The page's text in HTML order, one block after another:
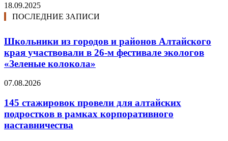
18.09.2025
ПОСЛЕДНИЕ ЗАПИСИ
Школьники из городов и районов Алтайского
края участвовали в 26-м фестивале экологов
«Зеленые колокола»
07.08.2026
145 стажировок провели для алтайских
подростков в рамках корпоративного
наставничества